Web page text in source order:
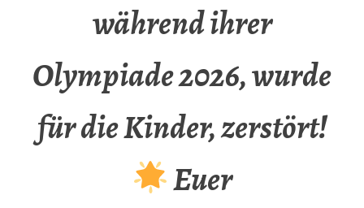
während ihrer
Olympiade 2026, wurde
für die Kinder, zerstört!
Euer